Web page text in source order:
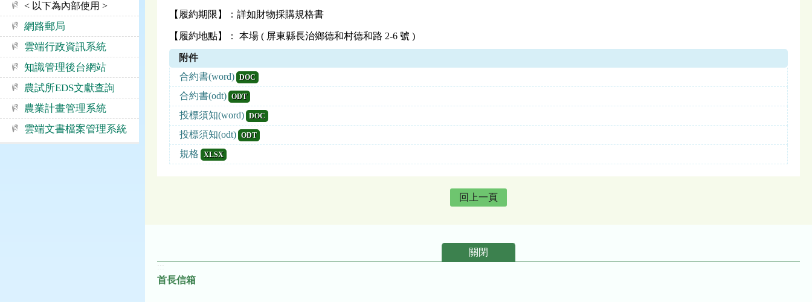
< 以下為內部使用 >
網路郵局
雲端行政資訊系統
知識管理後台網站
農試所EDS文獻查詢
農業計畫管理系統
雲端文書檔案管理系統
【履約期限】：詳如財物採購規格書
【履約地點】： 本場 ( 屏東縣長治鄉德和村德和路 2-6 號 )
附件
合約書(word) DOC
合約書(odt) ODT
投標須知(word) DOC
投標須知(odt) ODT
規格 XLSX
回上一頁
關閉
首長信箱